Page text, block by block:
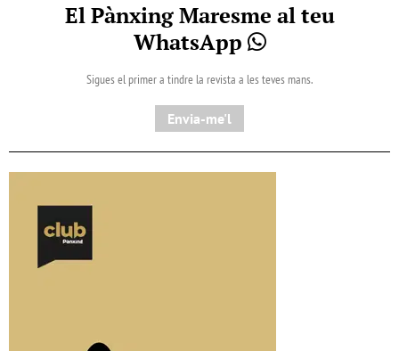
El Pànxing Maresme al teu
WhatsApp
Sigues el primer a tindre la revista a les teves mans.
Envia-me'l